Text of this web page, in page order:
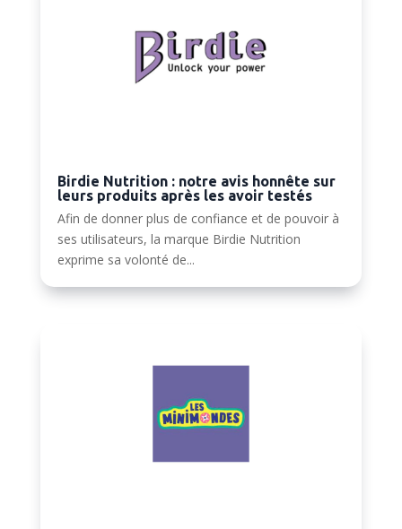
Birdie Nutrition : notre avis honnête sur
leurs produits après les avoir testés
Afin de donner plus de confiance et de pouvoir à
ses utilisateurs, la marque Birdie Nutrition
exprime sa volonté de...